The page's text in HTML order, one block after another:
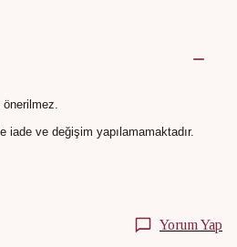
önerilmez.
iade ve değişim yapılamamaktadır.
Yorum Yap